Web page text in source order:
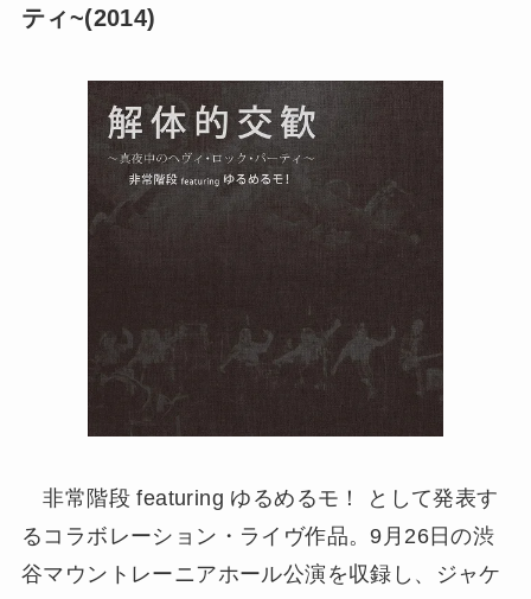
ティ~(2014)
非常階段 featuring ゆるめるモ！ として発表す
るコラボレーション・ライヴ作品。9月26日の渋
谷マウントレーニアホール公演を収録し、ジャケ